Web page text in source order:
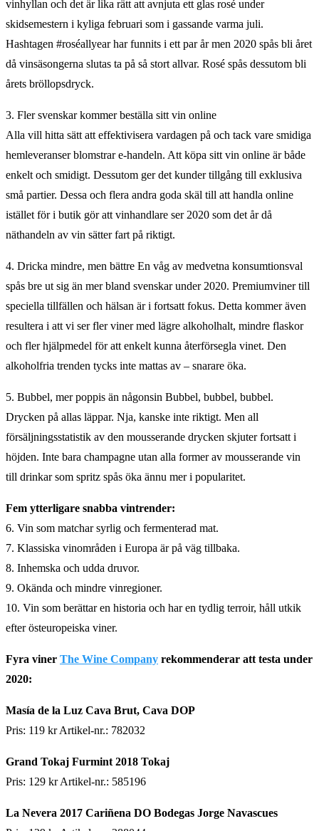
vinhyllan och det är lika rätt att avnjuta ett glas rosé under
skidsemestern i kyliga februari som i gassande varma juli.
Hashtagen #roséallyear har funnits i ett par år men 2020 spås bli året
då vinsäsongerna slutas ta på så stort allvar. Rosé spås dessutom bli
årets bröllopsdryck.
3. Fler svenskar kommer beställa sitt vin online
Alla vill hitta sätt att effektivisera vardagen på och tack vare smidiga
hemleveranser blomstrar e-handeln. Att köpa sitt vin online är både
enkelt och smidigt. Dessutom ger det kunder tillgång till exklusiva
små partier. Dessa och flera andra goda skäl till att handla online
istället för i butik gör att vinhandlare ser 2020 som det år då
näthandeln av vin sätter fart på riktigt.
4. Dricka mindre, men bättre En våg av medvetna konsumtionsval
spås bre ut sig än mer bland svenskar under 2020. Premiumviner till
speciella tillfällen och hälsan är i fortsatt fokus. Detta kommer även
resultera i att vi ser fler viner med lägre alkoholhalt, mindre flaskor
och fler hjälpmedel för att enkelt kunna återförsegla vinet. Den
alkoholfria trenden tycks inte mattas av – snarare öka.
5. Bubbel, mer poppis än någonsin Bubbel, bubbel, bubbel.
Drycken på allas läppar. Nja, kanske inte riktigt. Men all
försäljningsstatistik av den mousserande drycken skjuter fortsatt i
höjden. Inte bara champagne utan alla former av mousserande vin
till drinkar som spritz spås öka ännu mer i popularitet.
Fem ytterligare snabba vintrender:
6. Vin som matchar syrlig och fermenterad mat.
7. Klassiska vinområden i Europa är på väg tillbaka.
8. Inhemska och udda druvor.
9. Okända och mindre vinregioner.
10. Vin som berättar en historia och har en tydlig terroir, håll utkik
efter östeuropeiska viner.
Fyra viner The Wine Company rekommenderar att testa under
2020:
Masía de la Luz Cava Brut, Cava DOP
Pris: 119 kr Artikel-nr.: 782032
Grand Tokaj Furmint 2018 Tokaj
Pris: 129 kr Artikel-nr.: 585196
La Nevera 2017 Cariñena DO Bodegas Jorge Navascues